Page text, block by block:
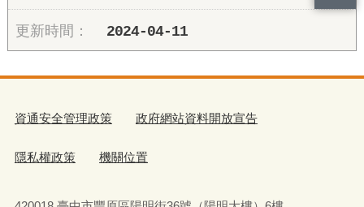
2024-04-11
資通安全管理政策 政府網站資料開放宣告
隱私權政策 機關位置